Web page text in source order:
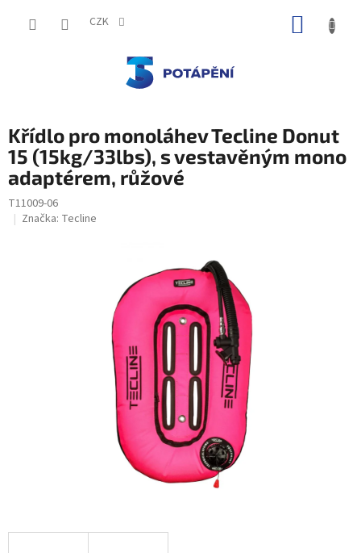
CZK
Křídlo pro monoláhev Tecline Donut
15 (15kg/33lbs), s vestavěným mono
adaptérem, růžové
T11009-06
Značka: Tecline